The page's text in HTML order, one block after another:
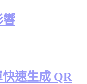
響
速生成 QR